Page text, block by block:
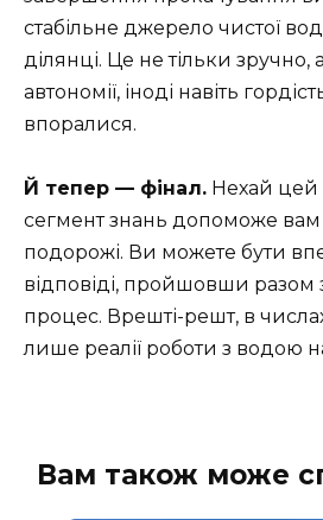
стабільне джерело чистої
ділянці. Це не тільки зручно,
автономії, іноді навіть
впоралися.
Й тепер — фінал. Нехай
сегмент знань допоможе вам
подорожі. Ви можете бути
відповіді, пройшовши разом
процес. Врешті-решт, в
лише реалії роботи з водою
Вам також може